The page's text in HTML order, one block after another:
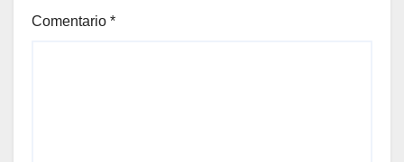
Comentario *